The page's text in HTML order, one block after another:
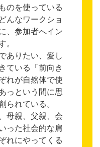
のを使っている
んなワークショ
、参加者へイン
。
ありたい、愛し
ている「前向き
れが自然体で使
っという間に思
られている。
母親、父親、会
った社会的な肩
れにやってくる